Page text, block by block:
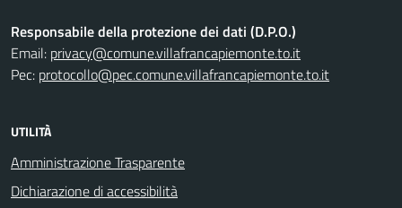
Responsabile della protezione dei dati (D.P.O.)
Email: privacy@comune.villafrancapiemonte.to.it
Pec: protocollo@pec.comune.villafrancapiemonte.to.it
UTILITÀ
Amministrazione Trasparente
Dichiarazione di accessibilità